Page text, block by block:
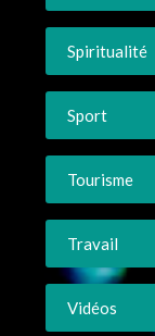
Spiritualité
Sport
Tourisme
Travail
Vidéos